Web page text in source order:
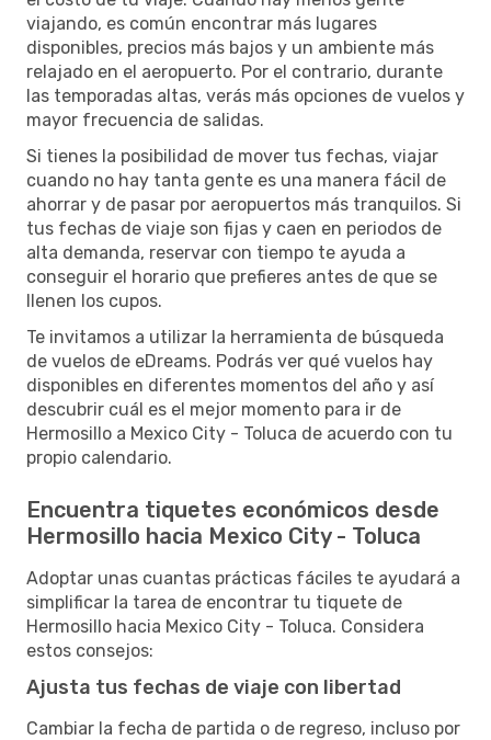
viajando, es común encontrar más lugares
disponibles, precios más bajos y un ambiente más
relajado en el aeropuerto. Por el contrario, durante
las temporadas altas, verás más opciones de vuelos y
mayor frecuencia de salidas.
Si tienes la posibilidad de mover tus fechas, viajar
cuando no hay tanta gente es una manera fácil de
ahorrar y de pasar por aeropuertos más tranquilos. Si
tus fechas de viaje son fijas y caen en periodos de
alta demanda, reservar con tiempo te ayuda a
conseguir el horario que prefieres antes de que se
llenen los cupos.
Te invitamos a utilizar la herramienta de búsqueda
de vuelos de eDreams. Podrás ver qué vuelos hay
disponibles en diferentes momentos del año y así
descubrir cuál es el mejor momento para ir de
Hermosillo a Mexico City - Toluca de acuerdo con tu
propio calendario.
Encuentra tiquetes económicos desde
Hermosillo hacia Mexico City - Toluca
Adoptar unas cuantas prácticas fáciles te ayudará a
simplificar la tarea de encontrar tu tiquete de
Hermosillo hacia Mexico City - Toluca. Considera
estos consejos:
Ajusta tus fechas de viaje con libertad
Cambiar la fecha de partida o de regreso, incluso por